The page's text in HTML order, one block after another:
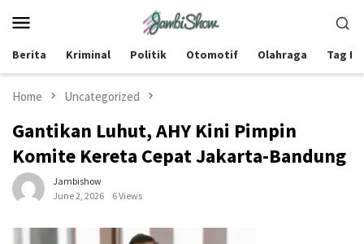
Berita Kriminal Politik Otomotif Olahraga Tag
Home Uncategorized
Gantikan Luhut, AHY Kini Pimpin
Komite Kereta Cepat Jakarta-Bandung
Jambishow
June 2, 2026
6 Views